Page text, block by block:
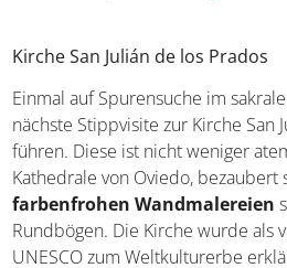
Kirche San Julián de los Prados
Einmal auf Spurensuche im
nächste Stippvisite zur Kirche San
führen. Diese ist nicht weniger
Kathedrale von Oviedo,
farbenfrohen Wandmalereien
Rundbögen. Die Kirche wurde als
UNESCO zum Weltkulturerbe